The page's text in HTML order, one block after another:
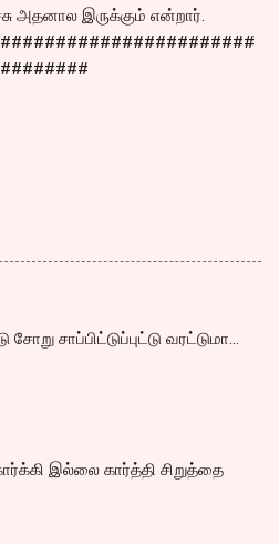
அதனால இருக்கும் என்றார்.
சாப்பிட்டுப்புட்டு வரட்டுமா...
இல்லை கார்த்தி சிறுத்தை